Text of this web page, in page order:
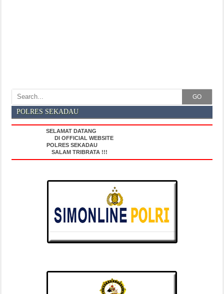
GO
POLRES SEKADAU
SELAMAT DATANG
DI OFFICIAL WEBSITE
POLRES SEKADAU
SALAM TRIBRATA !!!